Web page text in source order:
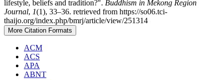
lifestyle, beliefs and tradition?". Buddhism in Mekong Region
Journal, 1(1), 33–36. retrieved from https://so06.tci-
thaijo.org/index.php/bmrj/article/view/251314
More Citation Formats
ACM
ACS
APA
ABNT